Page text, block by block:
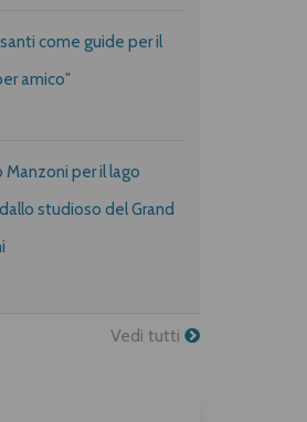
come guide per il
amico"
Manzoni per il lago
studioso del Grand
Vedi tutti